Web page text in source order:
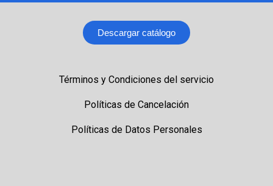
Descargar catálogo
Términos y Condiciones del servicio
Políticas de Cancelación
Políticas de Datos Personales